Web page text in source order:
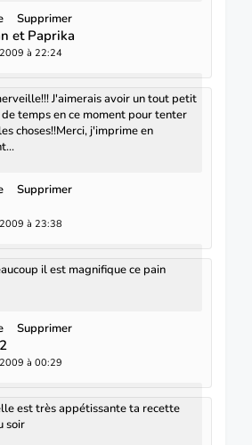
Supprimer
et Paprika
à 22:24
J'aimerais avoir un tout petit
temps en ce moment pour tenter
choses!!Merci, j'imprime en
Supprimer
à 23:38
il est magnifique ce pain
Supprimer
à 00:29
est très appétissante ta recette
soir